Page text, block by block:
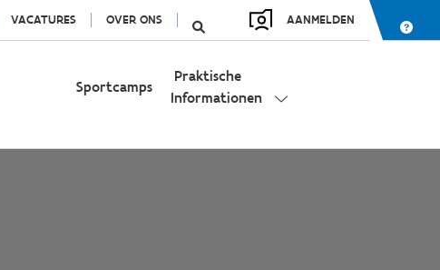
VACATURES OVER ONS AANMELDEN
Sportcamps
Praktische
Informationen